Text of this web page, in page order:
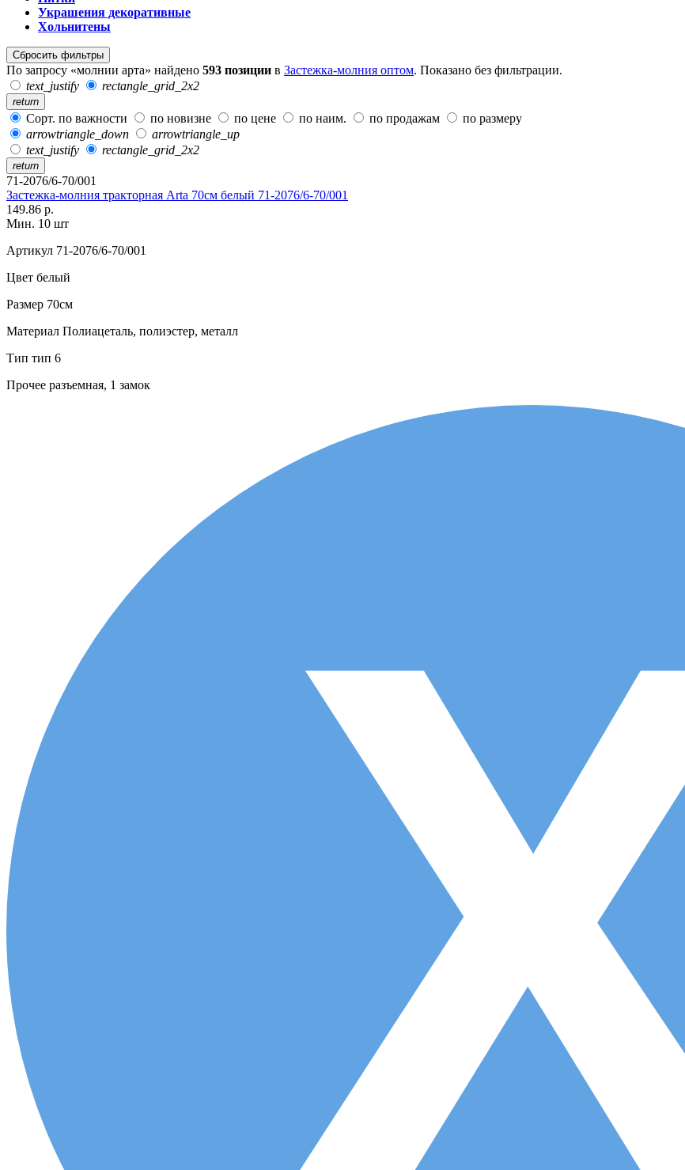
Украшения декоративные
Хольнитены
Сбросить фильтры
По запросу «молнии арта» найдено 593 позиции в Застежка-молния оптом. Показано без фильтрации.
text_justify
rectangle_grid_2x2
return
Сорт. по важности по новизне по цене по наим. по продажам
по размеру
arrowtriangle_down
arrowtriangle_up
text_justify
rectangle_grid_2x2
return
71-2076/6-70/001
Застежка-молния тракторная Arta 70см белый 71-2076/6-70/001
149.86 р.
Мин. 10 шт
Артикул 71-2076/6-70/001
Цвет белый
Размер 70см
Материал Полиацеталь, полиэстер, металл
Тип тип 6
Прочее разъемная, 1 замок